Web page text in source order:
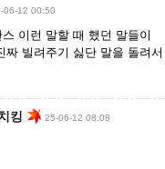
06-12 00:50
이런 말할 때 했던 말들이
짜 빌려주기 싫단 말을 돌려
킹 25-06-12 08:08